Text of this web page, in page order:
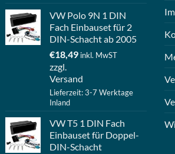
VW Polo 9N 1 DIN
Fach Einbauset für 2
DIN-Schacht ab 2005
€18,49 inkl. MwST
zzgl.
Versand
Lieferzeit: 3-7 Werktage
Inland
VW T5 1 DIN Fach
Einbauset für Doppel-
DIN-Schacht